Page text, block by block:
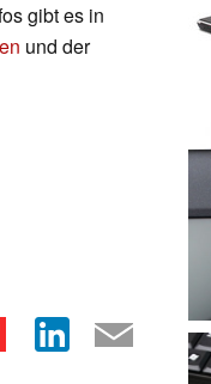
gibt es in
und der